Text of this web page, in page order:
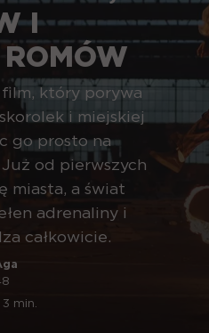
I
który porywa
i miejskiej
go prosto na
od pierwszych
miasta, a świat
adrenaliny i
całkowicie.
min.